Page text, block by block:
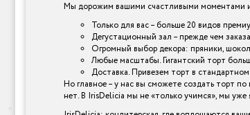
Мы дорожим вашими счастливыми моментами
Только для вас – больше 20 видов
Дегустационный зал – прежде чем
Огромный выбор декора: пряники,
Любые масштабы. Гигантский торт
Доставка. Привезем торт в
Но главное – у нас вы сможете создать торт
нет. В IrisDelicia мы не «только учимся», мы